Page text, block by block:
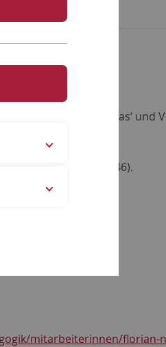
der ‘Roman d’Eneas‘ und
2017 (MTU 146).
mitarbeiterinnen/florian-